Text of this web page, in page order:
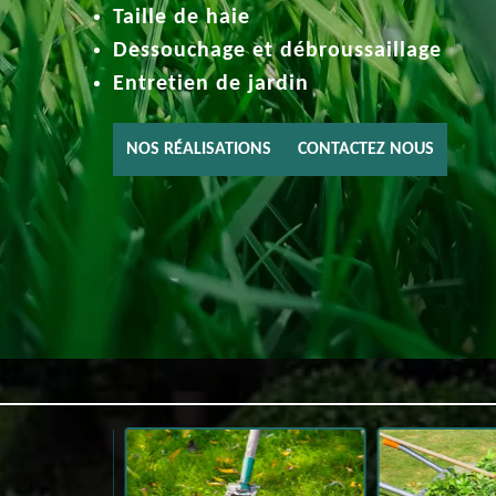
Taille de haie
Dessouchage et débroussaillage
Entretien de jardin
NOS RÉALISATIONS CONTACTEZ NOUS